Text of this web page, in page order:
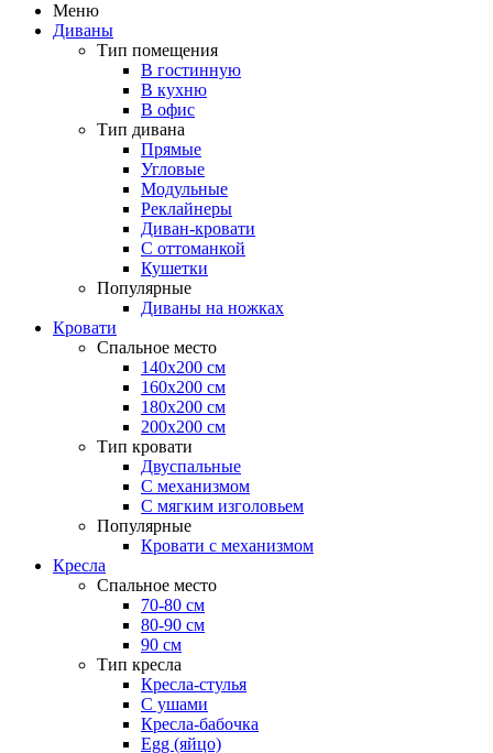
Меню
Диваны
Тип помещения
В гостинную
В кухню
В офис
Тип дивана
Прямые
Угловые
Модульные
Реклайнеры
Диван-кровати
С оттоманкой
Кушетки
Популярные
Диваны на ножках
Кровати
Спальное место
140х200 см
160х200 см
180х200 см
200х200 см
Тип кровати
Двуспальные
С механизмом
С мягким изголовьем
Популярные
Кровати с механизмом
Кресла
Спальное место
70-80 см
80-90 см
90 см
Тип кресла
Кресла-стулья
С ушами
Кресла-бабочка
Egg (яйцо)